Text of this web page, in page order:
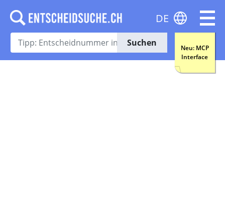
Suchen
Neu: MCP
Interface
DE